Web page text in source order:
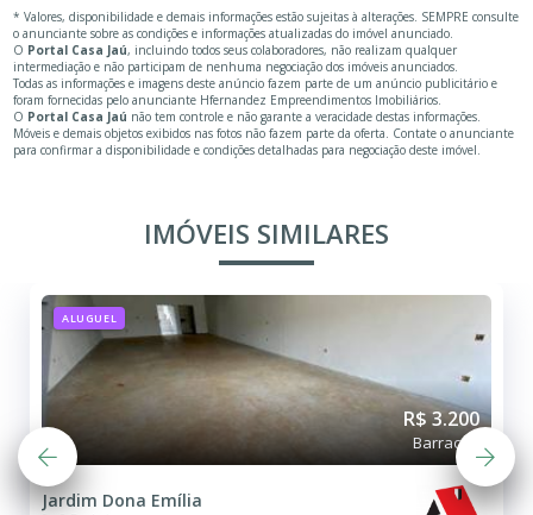
* Valores, disponibilidade e demais informações estão sujeitas à alterações. SEMPRE consulte
o anunciante sobre as condições e informações atualizadas do imóvel anunciado.
O Portal Casa Jaú, incluindo todos seus colaboradores, não realizam qualquer
intermediação e não participam de nenhuma negociação dos imóveis anunciados.
Todas as informações e imagens deste anúncio fazem parte de um anúncio publicitário e
foram fornecidas pelo anunciante Hfernandez Empreendimentos Imobiliários.
O Portal Casa Jaú não tem controle e não garante a veracidade destas informações.
Móveis e demais objetos exibidos nas fotos não fazem parte da oferta. Contate o anunciante
para confirmar a disponibilidade e condições detalhadas para negociação deste imóvel.
IMÓVEIS SIMILARES
ALUGUEL
R$ 3.200
Barracão
Jardim Dona Emília